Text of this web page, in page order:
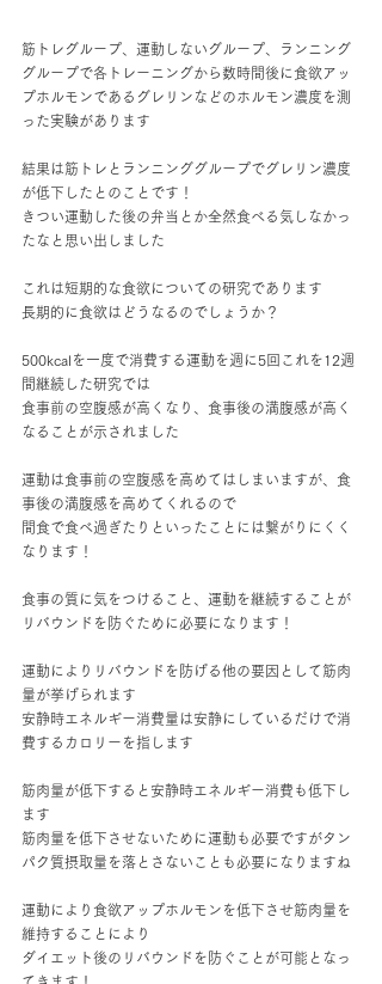
筋トレグループ、運動しないグループ、ランニング
グループで各トレーニングから数時間後に食欲アッ
プホルモンであるグレリンなどのホルモン濃度を測
った実験があります
結果は筋トレとランニンググループでグレリン濃度
が低下したとのことです！
きつい運動した後の弁当とか全然食べる気しなかっ
たなと思い出しました
これは短期的な食欲についての研究であります
長期的に食欲はどうなるのでしょうか？
500kcalを一度で消費する運動を週に5回これを12週
間継続した研究では
食事前の空腹感が高くなり、食事後の満腹感が高く
なることが示されました
運動は食事前の空腹感を高めてはしまいますが、食
事後の満腹感を高めてくれるので
間食で食べ過ぎたりといったことには繋がりにくく
なります！
食事の質に気をつけること、運動を継続することが
リバウンドを防ぐために必要になります！
運動によりリバウンドを防げる他の要因として筋肉
量が挙げられます
安静時エネルギー消費量は安静にしているだけで消
費するカロリーを指します
筋肉量が低下すると安静時エネルギー消費も低下し
ます
筋肉量を低下させないために運動も必要ですがタン
パク質摂取量を落とさないことも必要になりますね
運動により食欲アップホルモンを低下させ筋肉量を
維持することにより
ダイエット後のリバウンドを防ぐことが可能となっ